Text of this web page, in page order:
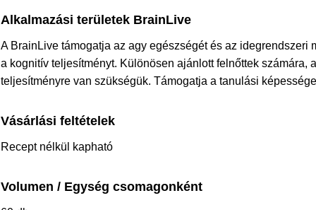
Alkalmazási területek BrainLive
A BrainLive támogatja az agy egészségét és az idegrendszeri
a kognitív teljesítményt. Különösen ajánlott felnőttek számára,
teljesítményre van szükségük. Támogatja a tanulási
Vásárlási feltételek
Recept nélkül kapható
Volumen / Egység csomagonként